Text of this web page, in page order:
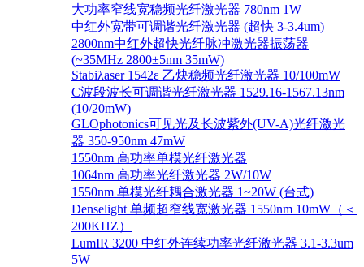
大功率窄线宽稳频光纤激光器 780nm 1W
中红外宽带可调谐光纤激光器 (超快 3-3.4um)
2800nm中红外超快光纤脉冲激光器振荡器
(~35MHz 2800±5nm 35mW)
Stabiλaser 1542ε 乙炔稳频光纤激光器 10/100mW
C波段波长可调谐光纤激光器 1529.16-1567.13nm
(10/20mW)
GLOphotonics可见光及长波紫外(UV-A)光纤激光
器 350-950nm 47mW
1550nm 高功率单模光纤激光器
1064nm 高功率光纤激光器 2W/10W
1550nm 单模光纤耦合激光器 1~20W (台式)
Denselight 单频超窄线宽激光器 1550nm 10mW（＜
200KHZ）
LumIR 3200 中红外连续功率光纤激光器 3.1-3.3um
5W